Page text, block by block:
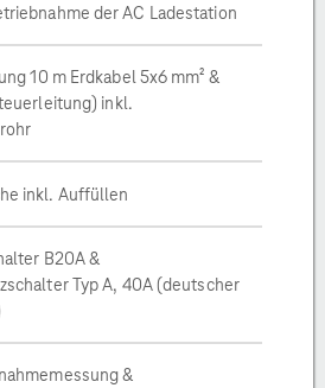
der AC Ladestation
10 m Erdkabel 5x6 mm² &
inkl.
inkl. Auffüllen
B20A &
Typ A, 40A (deutscher
&